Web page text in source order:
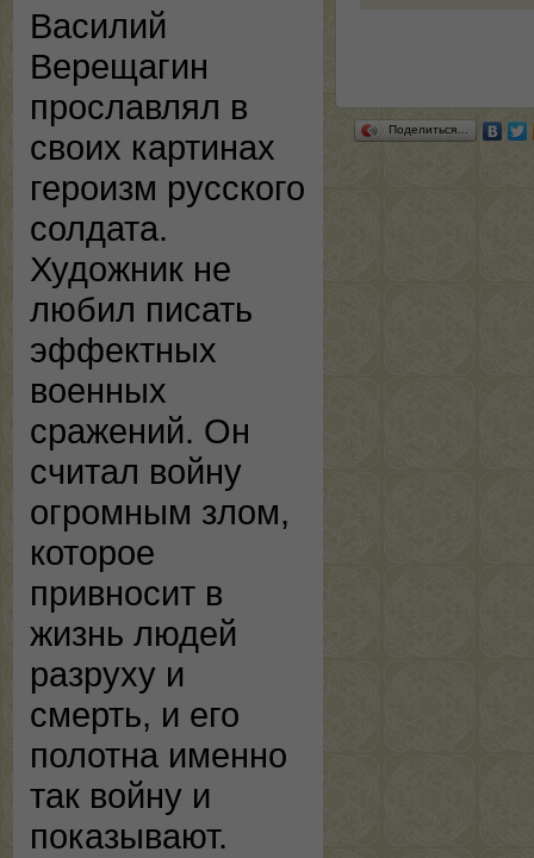
Василий
Верещагин
прославлял в
своих картинах
героизм русского
солдата.
Художник не
любил писать
эффектных
военных
сражений. Он
считал войну
огромным злом,
которое
привносит в
жизнь людей
разруху и
смерть, и его
полотна именно
так войну и
показывают.
Поделиться…